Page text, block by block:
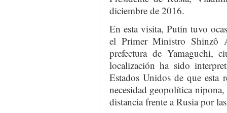
diciembre de 2016.
En esta visita, Putin tuvo
el Primer Ministro Shinzô
prefectura de Yamaguchi,
localización ha sido
Estados Unidos de que esta
necesidad geopolítica
distancia frente a Rusia por